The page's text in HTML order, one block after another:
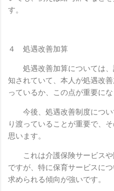
す。
４ 処遇改善加算
処遇改善加算については、
知されていて、本人が処遇改
っているか、この点が重要にな
今後、処遇改善制度につい
り渡っていることが重要で、
思います。
これは介護保険サービスや
ですが、特に保育サービスに
求められる傾向が強いです。